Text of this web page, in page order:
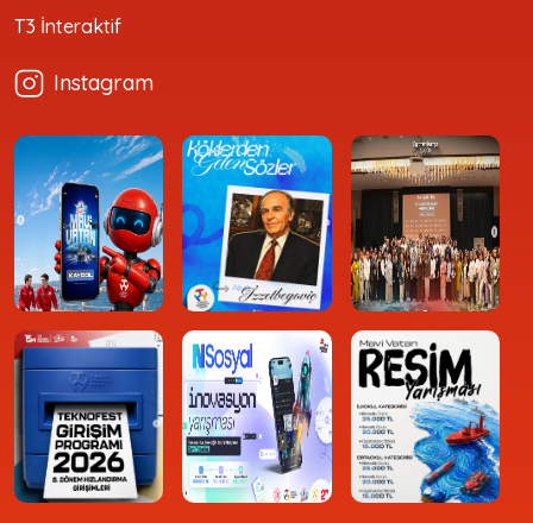
T3 İnteraktif
Instagram